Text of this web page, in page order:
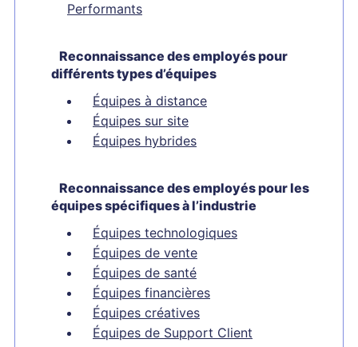
Performants
Reconnaissance des employés pour
différents types d’équipes
Équipes à distance
Équipes sur site
Équipes hybrides
Reconnaissance des employés pour les
équipes spécifiques à l’industrie
Équipes technologiques
Équipes de vente
Équipes de santé
Équipes financières
Équipes créatives
Équipes de Support Client